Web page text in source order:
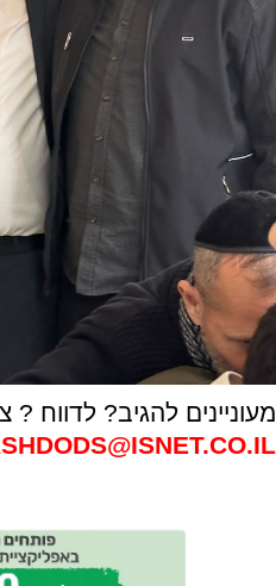
מעוניינים להגיב? לדווח ?